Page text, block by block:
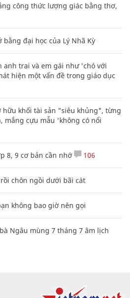
công thức lượng giác bằng thơ,
đại học của Lý Nhã Kỳ
anh trai và em gái như 'chó với
hiện một vấn đề trong giáo dục
hữu khối tài sản "siêu khủng", từng
mắng cựu mẫu 'không có nổi
8, 9 cơ bản cần nhớ 106
chôn ngồi dưới bãi cát
không bao giờ nên gọi
Ngâu mùng 7 tháng 7 âm lịch